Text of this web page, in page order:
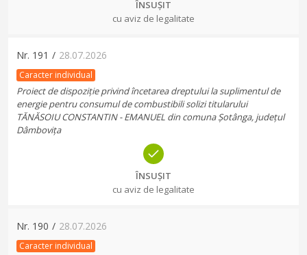
ÎNSUȘIT
cu aviz de legalitate
Nr. 191 / 28.07.2026
Caracter individual
Proiect de dispoziție privind încetarea dreptului la suplimentul de
energie pentru consumul de combustibili solizi titularului
TĂNĂSOIU CONSTANTIN - EMANUEL din comuna Șotânga, județul
Dâmbovița
ÎNSUȘIT
cu aviz de legalitate
Nr. 190 / 28.07.2026
Caracter individual